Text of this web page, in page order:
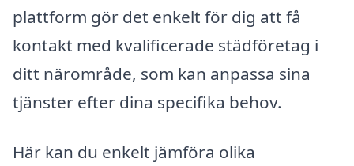
plattform gör det enkelt för dig att få
kontakt med kvalificerade städföretag i
ditt närområde, som kan anpassa sina
tjänster efter dina specifika behov.
Här kan du enkelt jämföra olika